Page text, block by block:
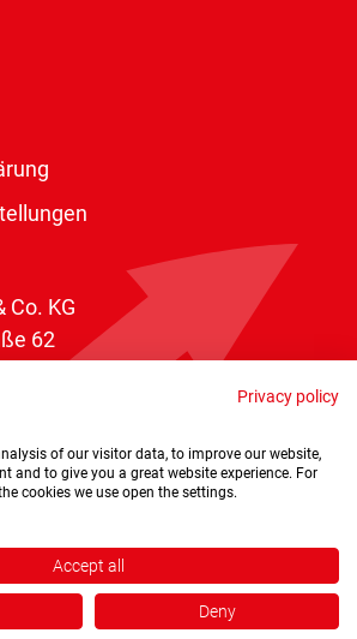
Co. KG
62
970 216
970 116
2026 by Diagonal GmbH & Co. KG
Privacy policy
of our visitor data, to improve our website,
and to give you a great website experience. For
cookies we use open the settings.
Accept all
Deny